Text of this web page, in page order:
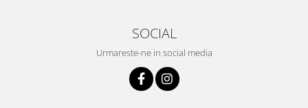
SOCIAL
Urmareste-ne in social media